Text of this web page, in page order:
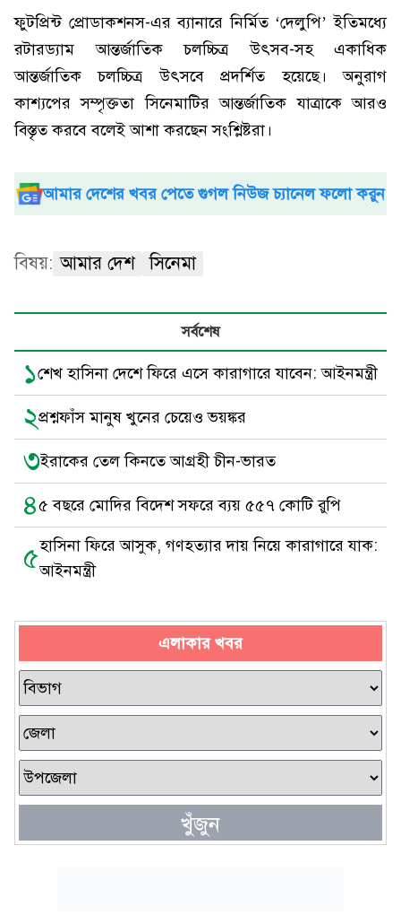
ফুটপ্রিন্ট প্রোডাকশনস-এর ব্যানারে নির্মিত ‘দেলুপি’ ইতিমধ্যে
রটারড্যাম আন্তর্জাতিক চলচ্চিত্র উৎসব-সহ একাধিক
আন্তর্জাতিক চলচ্চিত্র উৎসবে প্রদর্শিত হয়েছে। অনুরাগ
কাশ্যপের সম্পৃক্ততা সিনেমাটির আন্তর্জাতিক যাত্রাকে আরও
বিস্তৃত করবে বলেই আশা করছেন সংশ্লিষ্টরা।
আমার দেশের খবর পেতে গুগল নিউজ চ্যানেল ফলো করুন
বিষয়: আমার দেশ সিনেমা
সর্বশেষ
১শেখ হা‌সিনা দে‌শে ‌ফি‌রে এ‌সে কারাগা‌রে যা‌বেন: আইনমন্ত্রী
২প্রশ্নফাঁস মানুষ খুনের চেয়েও ভয়ঙ্কর
৩ইরাকের তেল কিনতে আগ্রহী চীন-ভারত
৪৫ বছরে মোদির বিদেশ সফরে ব্যয় ৫৫৭ কোটি রুপি
৫হাসিনা ফিরে আসুক, গণহত্যার দায় নিয়ে কারাগারে যাক:
আইনমন্ত্রী
এলাকার খবর
খুঁজুন